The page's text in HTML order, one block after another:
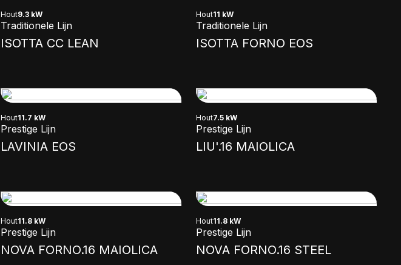
Hout9.3 kW
Traditionele Lijn
ISOTTA CC LEAN
Hout11 kW
Traditionele Lijn
ISOTTA FORNO EOS
Hout11.7 kW
Prestige Lijn
LAVINIA EOS
Hout7.5 kW
Prestige Lijn
LIU'.16 MAIOLICA
Hout11.8 kW
Prestige Lijn
NOVA FORNO.16 MAIOLICA
Hout11.8 kW
Prestige Lijn
NOVA FORNO.16 STEEL